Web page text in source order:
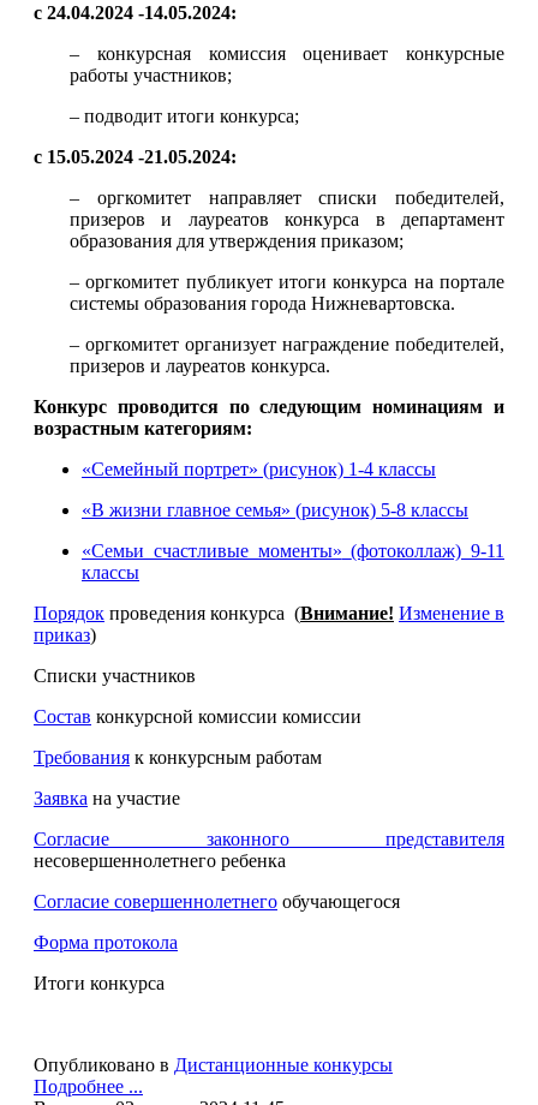
с 24.04.2024 -14.05.2024:
– конкурсная комиссия оценивает конкурсные
работы участников;
– подводит итоги конкурса;
с 15.05.2024 -21.05.2024:
– оргкомитет направляет списки победителей,
призеров и лауреатов конкурса в департамент
образования для утверждения приказом;
– оргкомитет публикует итоги конкурса на портале
системы образования города Нижневартовска.
– оргкомитет организует награждение победителей,
призеров и лауреатов конкурса.
Конкурс проводится по следующим номинациям и
возрастным категориям:
«Семейный портрет» (рисунок) 1-4 классы
«В жизни главное семья» (рисунок) 5-8 классы
«Семьи счастливые моменты» (фотоколлаж) 9-11
классы
Порядок проведения конкурса (Внимание! Изменение в
приказ)
Списки участников
Состав конкурсной комиссии комиссии
Требования к конкурсным работам
Заявка на участие
Согласие законного представителя
несовершеннолетнего ребенка
Согласие совершеннолетнего обучающегося
Форма протокола
Итоги конкурса
Опубликовано в Дистанционные конкурсы
Подробнее ...